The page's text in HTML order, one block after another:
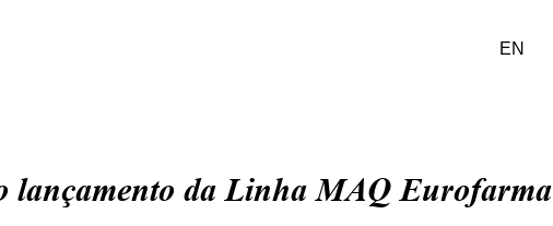
EN
lançamento da Linha MAQ Eurofarma